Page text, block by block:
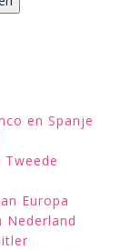
en Spanje
Europa
Nederland